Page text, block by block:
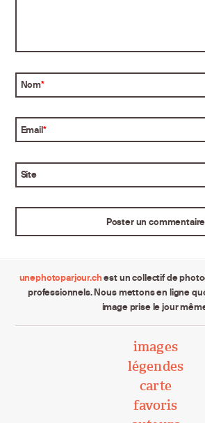
Nom*
Email*
Site
unephotoparjour.chest un collectif de
professionnels. Nous mettons en ligne
image prise le jour
images
légendes
carte
favoris